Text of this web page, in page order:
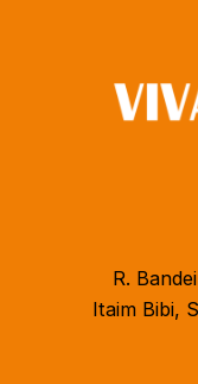
R.
Itaim Bibi,